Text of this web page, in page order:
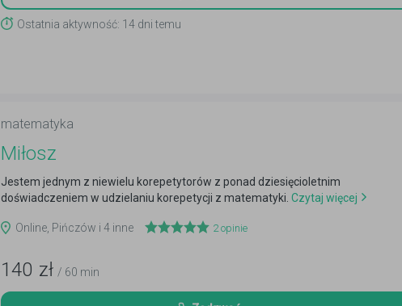
Ostatnia aktywność: 14 dni temu
matematyka
Miłosz
Jestem jednym z niewielu korepetytorów z ponad dziesięcioletnim
doświadczeniem w udzielaniu korepetycji z matematyki. Czytaj więcej
Online, Pińczów i 4 inne 2opinie
140 zł / 60 min